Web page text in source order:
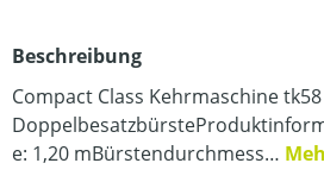
Beschreibung
Compact Class Kehrmaschine
e: 1,20 mBürstendurchmess…